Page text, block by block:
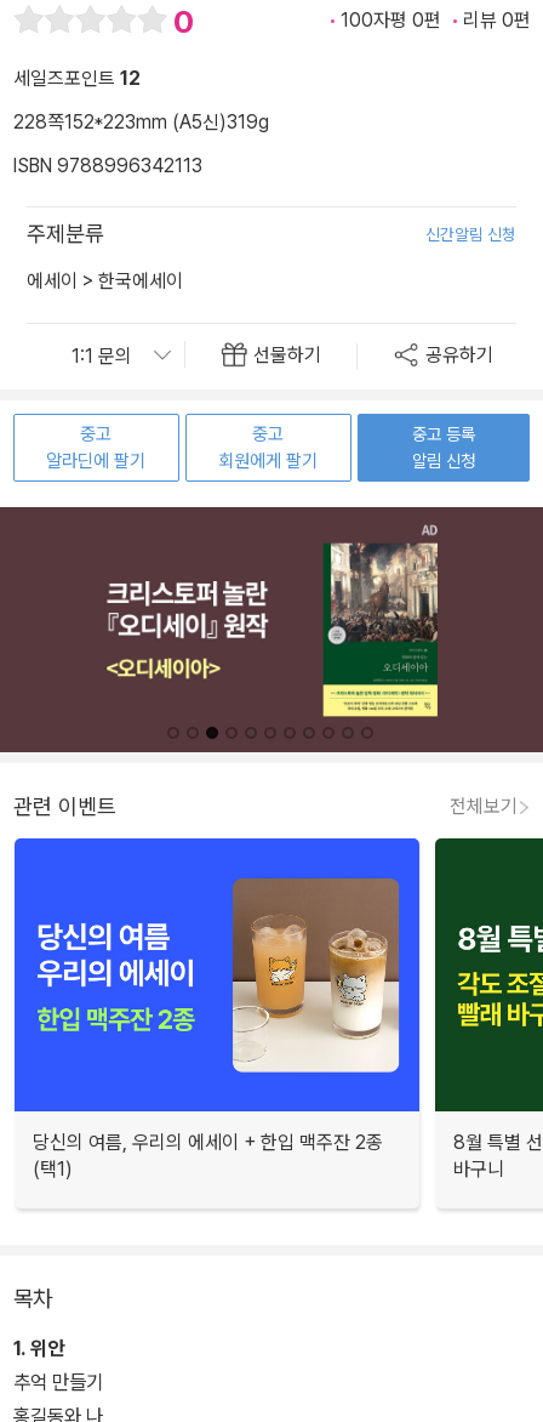
0 100자평 0편 리뷰 0편
세일즈포인트 12
228쪽152*223mm (A5신)319g
ISBN 9788996342113
주제분류 신간알림 신청
에세이 > 한국에세이
선물하기 공유하기
중고
알라딘에 팔기
중고
회원에게 팔기
중고 등록
알림 신청
관련 이벤트 전체보기
당신의 여름, 우리의 에세이 + 한입 맥주잔 2종
(택1)
8월 특별
바구니
목차
1. 위안
추억 만들기
홍길동와 나